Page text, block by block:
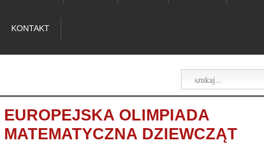
KONTAKT
EUROPEJSKA OLIMPIADA
MATEMATYCZNA DZIEWCZĄT